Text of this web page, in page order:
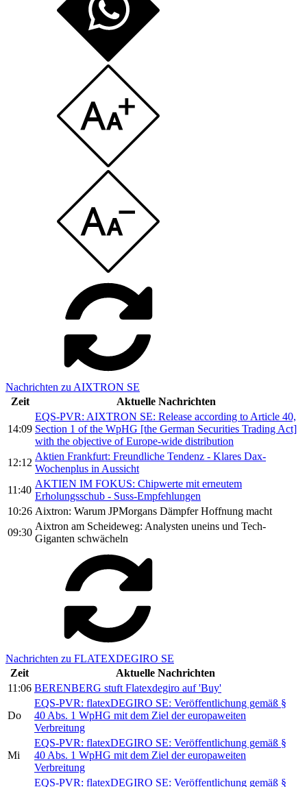
Nachrichten zu AIXTRON SE
Zeit
Aktuelle Nachrichten
14:09
EQS-PVR: AIXTRON SE: Release according to Article 40,
Section 1 of the WpHG [the German Securities Trading Act]
with the objective of Europe-wide distribution
12:12
Aktien Frankfurt: Freundliche Tendenz - Klares Dax-
Wochenplus in Aussicht
11:40
AKTIEN IM FOKUS: Chipwerte mit erneutem
Erholungsschub - Suss-Empfehlungen
10:26 Aixtron: Warum JPMorgans Dämpfer Hoffnung macht
09:30
Aixtron am Scheideweg: Analysten uneins und Tech-
Giganten schwächeln
Nachrichten zu FLATEXDEGIRO SE
Zeit
Aktuelle Nachrichten
11:06 BERENBERG stuft Flatexdegiro auf 'Buy'
Do
EQS-PVR: flatexDEGIRO SE: Veröffentlichung gemäß §
40 Abs. 1 WpHG mit dem Ziel der europaweiten
Verbreitung
Mi
EQS-PVR: flatexDEGIRO SE: Veröffentlichung gemäß §
40 Abs. 1 WpHG mit dem Ziel der europaweiten
Verbreitung
EQS-PVR: flatexDEGIRO SE: Veröffentlichung gemäß §